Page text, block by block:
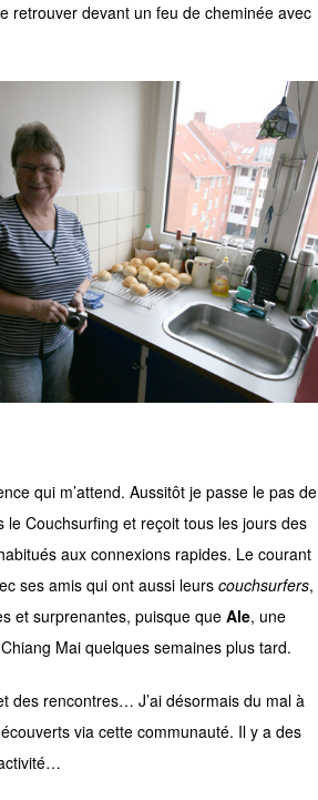
retrouver devant un feu de cheminée avec
qui m’attend. Aussitôt je passe le pas de
Couchsurfing et reçoit tous les jours des
aux connexions rapides. Le courant
ses amis qui ont aussi leurs couchsurfers,
et surprenantes, puisque que Ale, une
Mai quelques semaines plus tard.
des rencontres… J’ai désormais du mal à
via cette communauté. Il y a des